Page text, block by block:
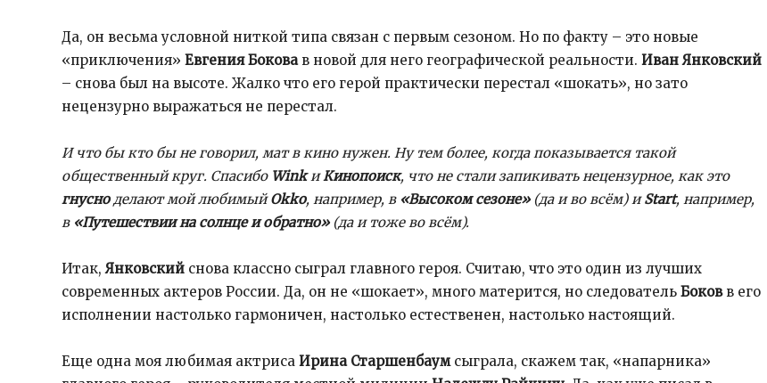
Да, он весьма условной ниткой типа связан с первым сезоном. Но по факту – это новые
«приключения» Евгения Боковав новой для него географической реальности. Иван Янковский
– снова был на высоте. Жалко что его герой практически перестал «шокать», но зато
нецензурно выражаться не перестал.
И что бы кто бы не говорил, мат в кино нужен. Ну тем более, когда показывается такой
общественный круг. Спасибо WinkиКинопоиск, что не стали запикивать нецензурное, как это
гнусноделают мой любимыйOkko, например, в «Высоком сезоне»(да и во всём) иStart, например,
в «Путешествии на солнце и обратно»(да и тоже во всём).
Итак,Янковский снова классно сыграл главного героя. Считаю, что это один из лучших
современных актеров России. Да, он не «шокает», много матерится, но следователь Боковв его
исполнении настолько гармоничен, настолько естественен, настолько настоящий.
Еще одна моя любимая актриса Ирина Старшенбаумсыграла, скажем так, «напарника»